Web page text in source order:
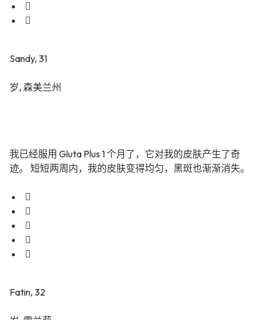
Sandy, 31
岁, 森美兰州
我已经服用 Gluta Plus 1 个月了，它对我的皮肤产生了奇
迹。 短短两周内，我的皮肤变得均匀，黑斑也渐渐消失。
Fatin, 32